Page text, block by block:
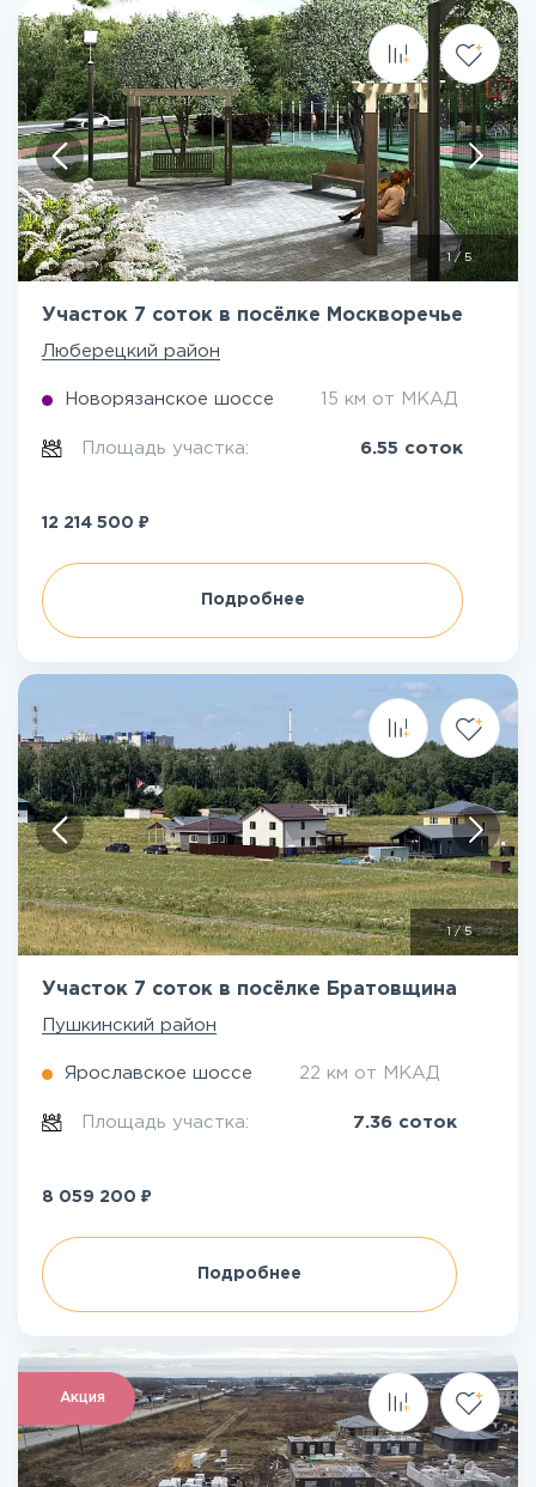
1 / 5
Участок 7 соток в посёлке Москворечье
Люберецкий район
Новорязанское шоссе 15 км от МКАД
Площадь участка: 6.55 соток
12 214 500 ₽
Подробнее
/5
Участок 7 соток в посёлке Братовщина
Пушкинский район
Ярославское шоссе 22 км от МКАД
Площадь участка: 7.36 соток
8 059 200 ₽
Подробнее
Акция